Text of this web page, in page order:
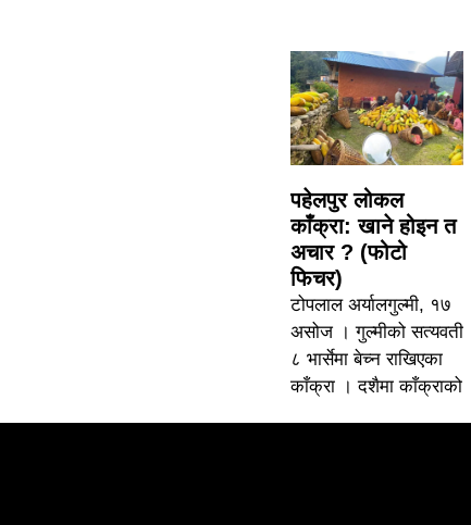
पहेलपुर लोकल
काँक्रा: खाने होइन त
अचार ? (फोटो
फिचर)
टोपलाल अर्यालगुल्मी, १७
असोज । गुल्मीको सत्यवती
८ भार्सेमा बेच्न राखिएका
काँक्रा । दशैमा काँक्राको